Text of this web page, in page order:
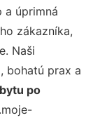
a úprimná
zákazníka,
Naši
bohatú prax a
po